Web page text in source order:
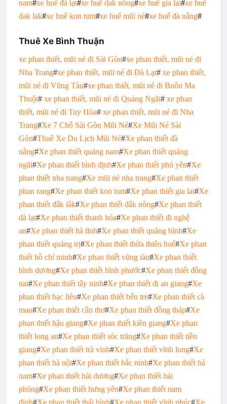
nam#xe huế đà lạt#xe huế dak nông#xe huế gia lai#xe huế
dak lak#xe huế kon tum#xe huế mũi né#xe huế đà nẵng#
Thuê Xe Bình Thuận
xe phan thiết, mũi né đi Sài Gòn#xe phan thiết, mũi né đi
Nha Trang#xe phan thiết, mũi né đi Đà Lạt# xe phan thiết,
mũi né đi Vũng Tàu#xe phan thiết, mũi né đi Buôn Ma
Thuột# xe phan thiết, mũi né đi Quảng Ngãi# xe phan
thiết, mũi né đi Tuy Hòa# xe phan thiết, mũi né đi Nha
Trang#Xe 7 Chỗ Sài Gòn Mũi Né#Xe Mũi Né Sài
Gòn#Thuê Xe Du Lịch Mũi Né#Xe phan thiết đà
nẵng#Xe phan thiết quảng nam#Xe phan thiết quảng
ngãi#Xe phan thiết bình định#Xe phan thiết phú yên#Xe
phan thiết nha trang#Xe mũi né nha trang#Xe phan thiết
phan rang#Xe phan thiết kon tum#Xe phan thiết gia lai#Xe
phan thiết đắk lắk#Xe phan thiết đắk nông#Xe phan thiết
đà lạt#Xe phan thiết thanh hóa#Xe phan thiết đi nghệ
an#Xe phan thiết hà tĩnh#Xe phan thiết quảng bình#Xe
phan thiết quảng trị#Xe phan thiết thừa thiên huế#Xe phan
thiết hồ chí minh#Xe phan thiết vũng tàu#Xe phan thiết
bình dương#Xe phan thiết bình phước#Xe phan thiết đồng
nai#Xe phan thiết tây ninh#Xe phan thiết đi an giang#Xe
phan thiết bạc liêu#Xe phan thiết bến tre#Xe phan thiết cà
mau#Xe phan thiết cần thơ#Xe phan thiết đồng tháp#Xe
phan thiết hậu giang#Xe phan thiết kiên giang#Xe phan
thiết long an#Xe phan thiết sóc trăng#Xe phan thiết tiền
giang#Xe phan thiết trà vinh#Xe phan thiết vĩnh long#Xe
phan thiết hà nội#Xe phan thiết bắc ninh#Xe phan thiết hà
nam#Xe phan thiết hải dương#Xe phan thiết hải
phòng#Xe phan thiết hưng yên#Xe phan thiết nam